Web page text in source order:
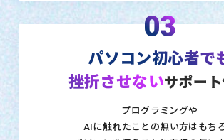
03
パソコン初心者で
挫折させないサポート
プログラミングや
AIに触れたことの無い方はもち